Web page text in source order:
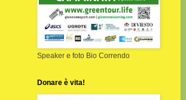
Speaker e foto Bio Correndo
Donare è vita!